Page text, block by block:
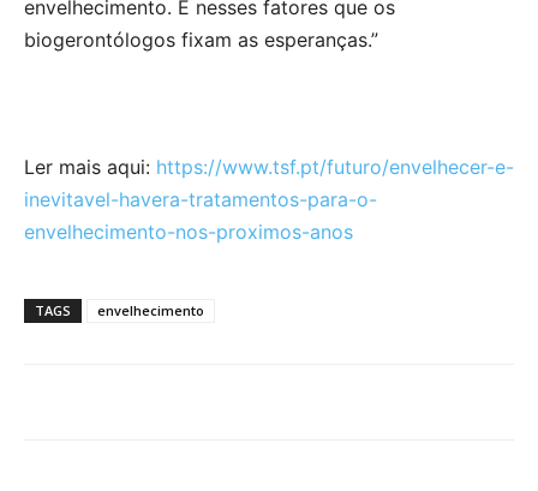
envelhecimento. É nesses fatores que os
biogerontólogos fixam as esperanças.”
Ler mais aqui: https://www.tsf.pt/futuro/envelhecer-e-
inevitavel-havera-tratamentos-para-o-
envelhecimento-nos-proximos-anos
TAGS envelhecimento